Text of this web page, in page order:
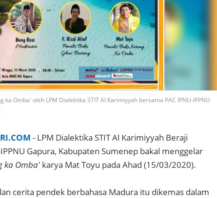
ka Omba' oleh LPM Dialektika STIT Al Karimiyyah bersama PAC IPNU-IPPNU
- LPM Dialektika STIT Al Karimiyyah Beraji
Gapura, Kabupaten Sumenep bakal menggelar
ka Omba' karya Mat Toyu pada Ahad (15/03/2020).
cerita pendek berbahasa Madura itu dikemas dalam